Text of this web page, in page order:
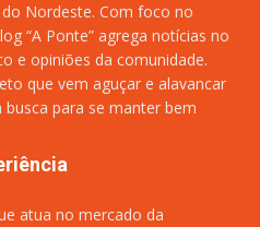
do Nordeste. Com foco no
“A Ponte” agrega notícias no
e opiniões da comunidade.
que vem aguçar e alavancar
para se manter bem
atua no mercado da